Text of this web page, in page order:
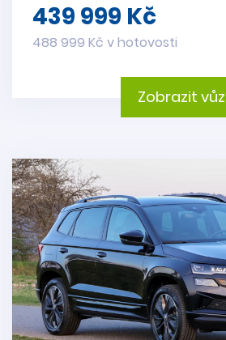
439 999 Kč
488 999 Kč v hotovosti
Zobrazit vůz